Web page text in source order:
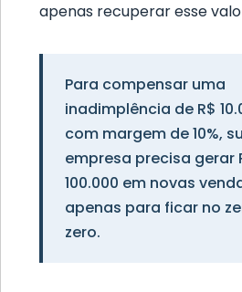
apenas recuperar esse
Para compensar uma
inadimplência de R$
com margem de 10%,
empresa precisa gerar
100.000 em novas
apenas para ficar no
zero.